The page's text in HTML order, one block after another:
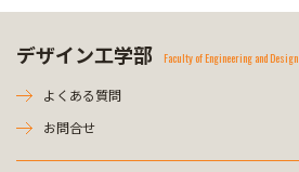
デザイン工学部 Faculty of Engineering and Design
よくある質問
お問合せ